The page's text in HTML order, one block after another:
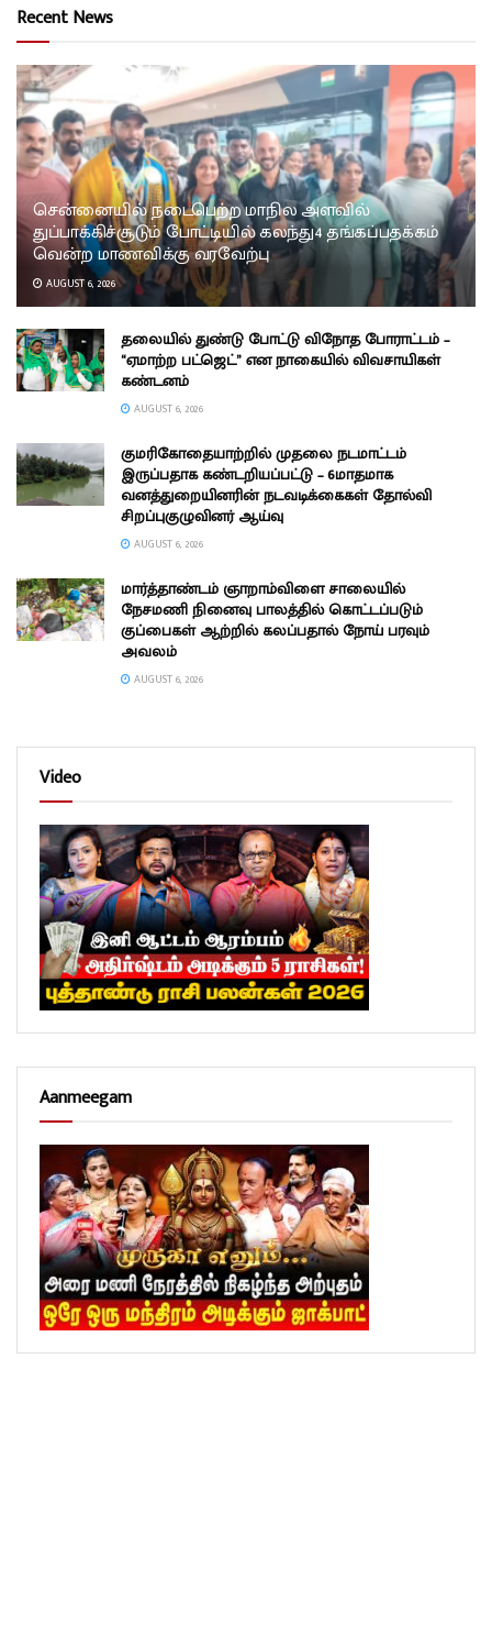
Recent News
சென்னையில் நடைபெற்ற மாநில அளவில்
துப்பாக்கிச்சூடும் போட்டியில் கலந்து4 தங்கப்பதக்கம்
வென்ற மாணவிக்கு வரவேற்பு
AUGUST 6, 2026
தலையில் துண்டு போட்டு விநோத போராட்டம் –
“ஏமாற்ற பட்ஜெட்” என நாகையில் விவசாயிகள்
கண்டனம்
AUGUST 6, 2026
குமரிகோதையாற்றில் முதலை நடமாட்டம்
இருப்பதாக கண்டறியப்பட்டு – 6மாதமாக
வனத்துறையினரின் நடவடிக்கைகள் தோல்வி
சிறப்புகுழுவினர் ஆய்வு
AUGUST 6, 2026
மார்த்தாண்டம் ஞாறாம்விளை சாலையில்
நேசமணி நினைவு பாலத்தில் கொட்டப்படும்
குப்பைகள் ஆற்றில் கலப்பதால் நோய் பரவும்
அவலம்
AUGUST 6, 2026
Video
Aanmeegam